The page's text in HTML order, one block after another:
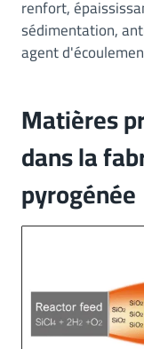
renfort,
sédimentation,
agent
Matières
dans la
pyrogénée